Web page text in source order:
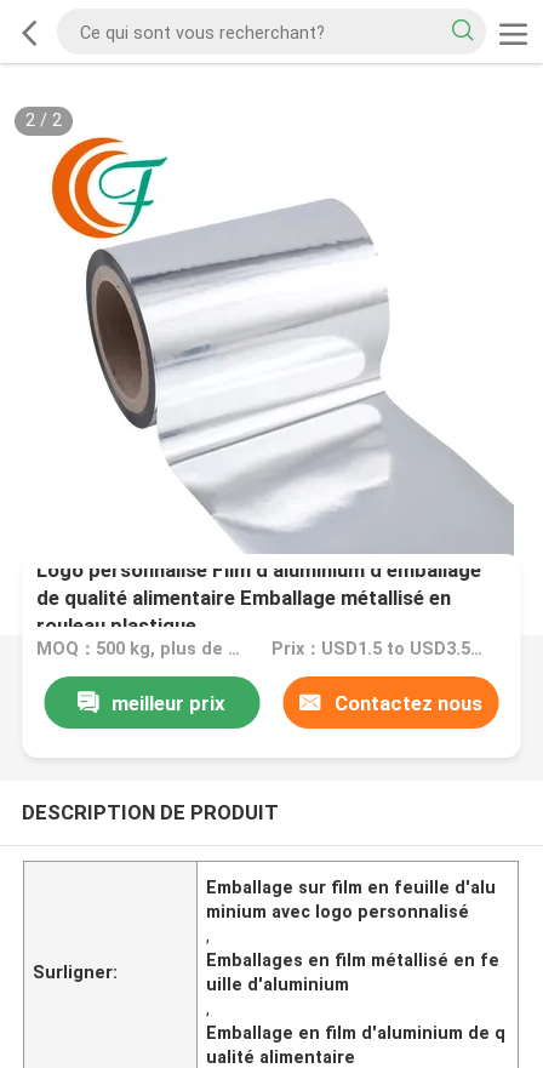
2/ 2
Logo personnalisé Film d'aluminium d'emballage
de qualité alimentaire Emballage métallisé en
rouleau plastique
MOQ：500 kg, plus de quantité, moins cher Prix：USD1.5 to USD3.5 each kg
meilleur prix Contactez nous
DESCRIPTION DE PRODUIT
Surligner:
Emballage sur film en feuille d'alu
minium avec logo personnalisé
,
Emballages en film métallisé en fe
uille d'aluminium
,
Emballage en film d'aluminium de q
ualité alimentaire